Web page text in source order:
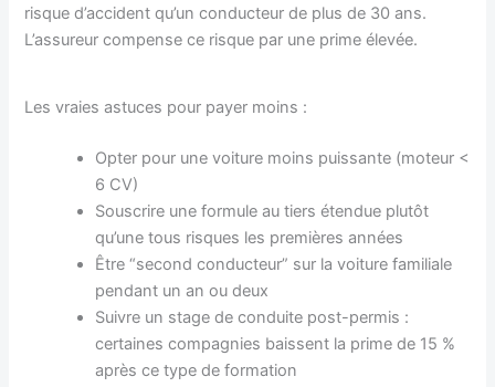
risque d’accident qu’un conducteur de plus de 30 ans.
L’assureur compense ce risque par une prime élevée.
Les vraies astuces pour payer moins :
Opter pour une voiture moins puissante (moteur <
6 CV)
Souscrire une formule au tiers étendue plutôt
qu’une tous risques les premières années
Être “second conducteur” sur la voiture familiale
pendant un an ou deux
Suivre un stage de conduite post-permis :
certaines compagnies baissent la prime de 15 %
après ce type de formation